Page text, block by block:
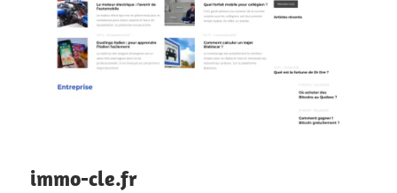
immo-cle.fr